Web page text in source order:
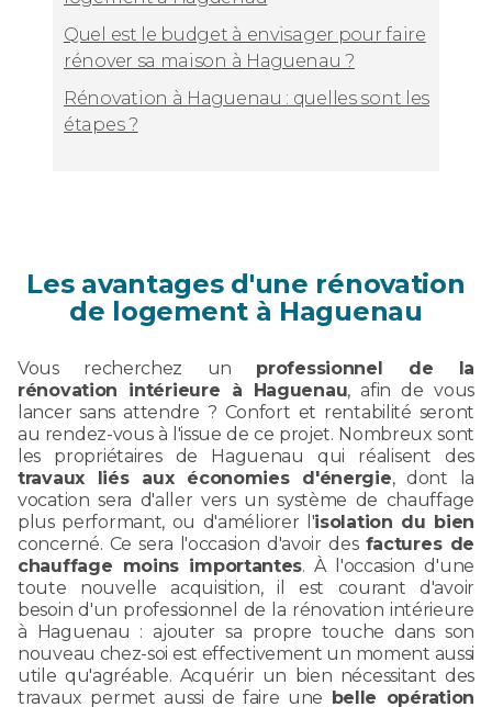
Quel est le budget à envisager pour faire
rénover sa maison à Haguenau ?
Rénovation à Haguenau : quelles sont les
étapes ?
Les avantages d'une rénovation
de logement à Haguenau
Vous recherchez un professionnel de la
rénovation intérieure à Haguenau, afin de vous
lancer sans attendre ? Confort et rentabilité seront
au rendez-vous à l'issue de ce projet. Nombreux sont
les propriétaires de Haguenau qui réalisent des
travaux liés aux économies d'énergie, dont la
vocation sera d'aller vers un système de chauffage
plus performant, ou d'améliorer l'isolation du bien
concerné. Ce sera l'occasion d'avoir des factures de
chauffage moins importantes. À l'occasion d'une
toute nouvelle acquisition, il est courant d'avoir
besoin d'un professionnel de la rénovation intérieure
à Haguenau : ajouter sa propre touche dans son
nouveau chez-soi est effectivement un moment aussi
utile qu'agréable. Acquérir un bien nécessitant des
travaux permet aussi de faire une belle opération